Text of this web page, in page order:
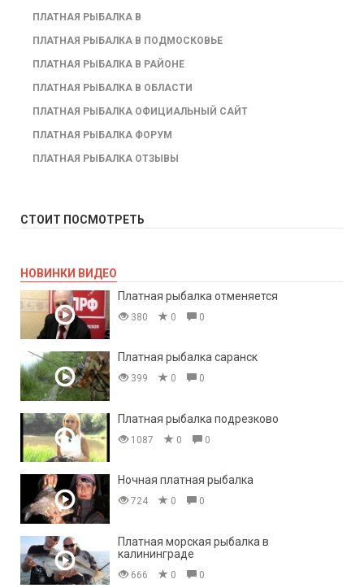
ПЛАТНАЯ РЫБАЛКА В
ПЛАТНАЯ РЫБАЛКА В ПОДМОСКОВЬЕ
ПЛАТНАЯ РЫБАЛКА В РАЙОНЕ
ПЛАТНАЯ РЫБАЛКА В ОБЛАСТИ
ПЛАТНАЯ РЫБАЛКА ОФИЦИАЛЬНЫЙ САЙТ
ПЛАТНАЯ РЫБАЛКА ФОРУМ
ПЛАТНАЯ РЫБАЛКА ОТЗЫВЫ
СТОИТ ПОСМОТРЕТЬ
НОВИНКИ ВИДЕО
Платная рыбалка отменяется
380 0 0
Платная рыбалка саранск
399 0 0
Платная рыбалка подрезково
1087 0 0
Ночная платная рыбалка
724 0 0
Платная морская рыбалка в
калининграде
666 0 0